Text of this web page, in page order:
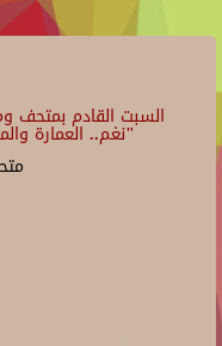
السبت القادم بمتحف
"نغم.. العمارة